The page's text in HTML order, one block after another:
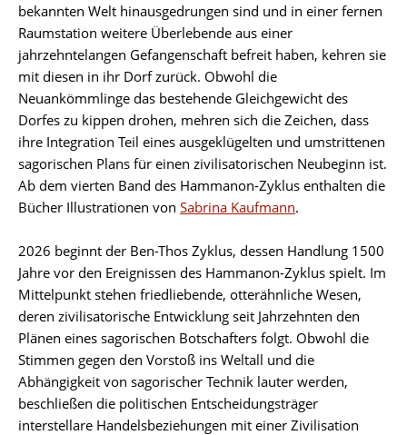
bekannten Welt hinausgedrungen sind und in einer fernen
Raumstation weitere Überlebende aus einer
jahrzehntelangen Gefangenschaft befreit haben, kehren sie
mit diesen in ihr Dorf zurück. Obwohl die
Neuankömmlinge das bestehende Gleichgewicht des
Dorfes zu kippen drohen, mehren sich die Zeichen, dass
ihre Integration Teil eines ausgeklügelten und umstrittenen
sagorischen Plans für einen zivilisatorischen Neubeginn ist.
Ab dem vierten Band des Hammanon-Zyklus enthalten die
Bücher Illustrationen von Sabrina Kaufmann.
2026 beginnt der Ben-Thos Zyklus, dessen Handlung 1500
Jahre vor den Ereignissen des Hammanon-Zyklus spielt. Im
Mittelpunkt stehen friedliebende, otterähnliche Wesen,
deren zivilisatorische Entwicklung seit Jahrzehnten den
Plänen eines sagorischen Botschafters folgt. Obwohl die
Stimmen gegen den Vorstoß ins Weltall und die
Abhängigkeit von sagorischer Technik lauter werden,
beschließen die politischen Entscheidungsträger
interstellare Handelsbeziehungen mit einer Zivilisation